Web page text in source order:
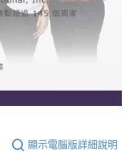
顯示電腦版詳細說明